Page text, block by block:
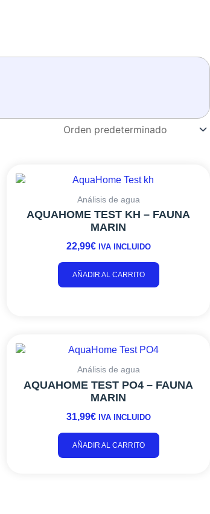
Análisis de agua
AQUAHOME TEST KH – FAUNA
MARIN
22,99€ IVA INCLUIDO
AÑADIR AL CARRITO
Análisis de agua
AQUAHOME TEST PO4 – FAUNA
MARIN
31,99€ IVA INCLUIDO
AÑADIR AL CARRITO